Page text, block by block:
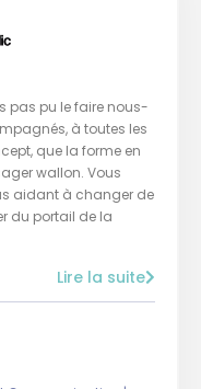
pas pu le faire nous-
à toutes les
que la forme en
wallon. Vous
aidant à changer de
du portail de la
Lire la suite